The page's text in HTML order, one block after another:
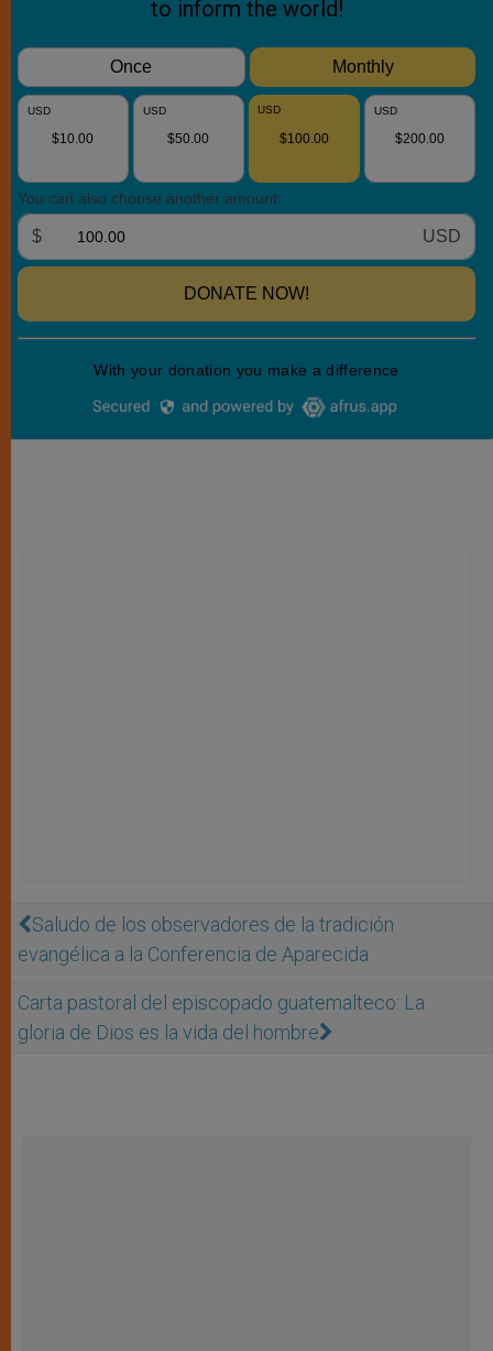
Saludo de los observadores de la tradición
evangélica a la Conferencia de Aparecida
Carta pastoral del episcopado guatemalteco: La
gloria de Dios es la vida del hombre